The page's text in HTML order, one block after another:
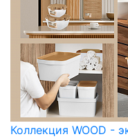
Коллекция WOOD -